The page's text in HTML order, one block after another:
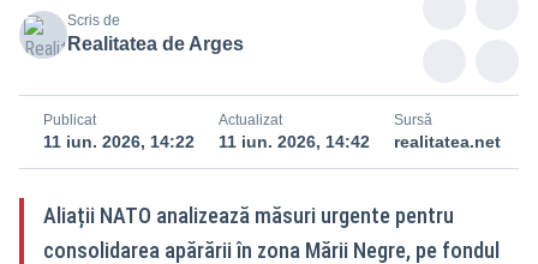
Scris de
Realitatea de Arges
Publicat
11 iun. 2026, 14:22
Actualizat
11 iun. 2026, 14:42
Sursă
realitatea.net
Aliații NATO analizează măsuri urgente pentru
consolidarea apărării în zona Mării Negre, pe fondul